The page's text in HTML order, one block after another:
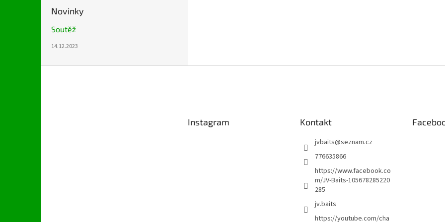
Novinky
Soutěž
14.12.2023
Instagram Kontakt
jvbaits@seznam.cz
776635866
https://www.facebook.co
m/JV-Baits-105678285220
285
jv.baits
https://youtube.com/cha